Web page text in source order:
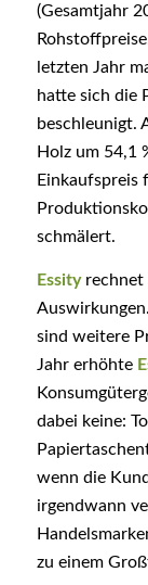
(Gesamtjahr
letzten Jahr
hatte sich die
beschleunigt.
Holz um 54,1
Einkaufspreis
schmälert.
Essityrechnet
sind weitere
Jahr erhöhte
dabei keine:
wenn die
irgendwann
zu einem